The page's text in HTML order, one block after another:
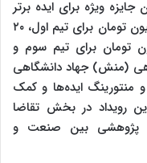
با عنوان جایزه ویژه برای ایده برتر
از نظر نوآوری و مدل کسب و کار، ۳۰ میلیون تومان برای تیم اول، ۲۰
برای تیم دوم و ۱۰ میلیون تومان برای تیم سوم و
(منش) جهاد دانشگاهی
منتورینگ ایده‌ها و کمک
رویداد در بخش تقاضا
پژوهشی بین صنعت و